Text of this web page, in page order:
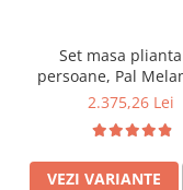
Set masa
persoane, Pal
insertii lemn
pliante, tapiterie
ecologica, stejar
2.375,26 Lei
VEZI VARIANTE